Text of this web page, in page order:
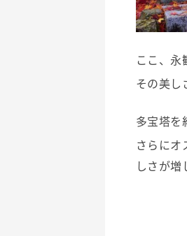
ここ、永
その美し
多宝塔を
さらに
しさが増